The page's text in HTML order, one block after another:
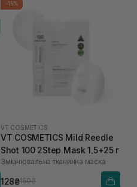
-15%
VT COSMETICS
VT COSMETICS Mild Reedle
Shot 100 2Step Mask 1,5+25 г
Зміцнювальна тканинна маска
128₴150₴